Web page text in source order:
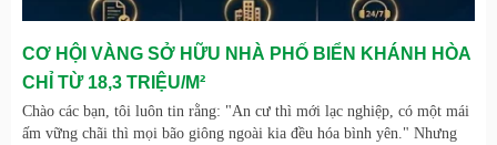
CƠ HỘI VÀNG SỞ HỮU NHÀ PHỐ BIỂN KHÁNH HÒA
CHỈ TỪ 18,3 TRIỆU/M²
Chào các bạn, tôi luôn tin rằng: "An cư thì mới lạc nghiệp, có một mái
ấm vững chãi thì mọi bão giông ngoài kia đều hóa bình yên." Nhưng